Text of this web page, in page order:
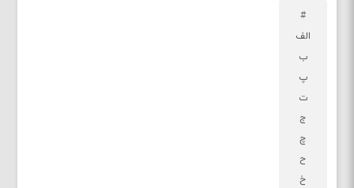
#
الف
ب
پ
ت
ج
چ
ح
خ